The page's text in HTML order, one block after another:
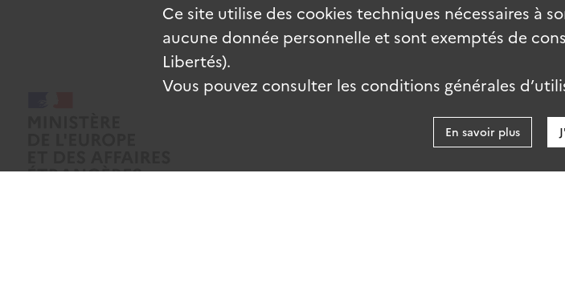
Ce site utilise des cookies techniques nécessaires à
aucune donnée personnelle et sont exemptés de
Libertés).
Vous pouvez consulter les conditions générales
En savoir plus